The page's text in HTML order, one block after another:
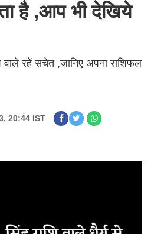
है ,आप भी देखिये
रहें सचेत ,जानिए अपना राशिफल
20:44 IST